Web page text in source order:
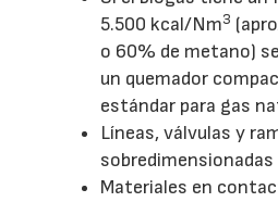
5.500 kcal/Nm3
o 60% de metano)
un quemador
estándar para gas
Líneas, válvulas y
sobredimensionadas
Materiales en